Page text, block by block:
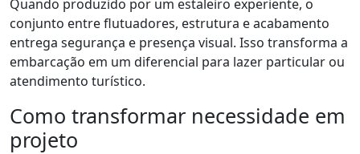
Quando produzido por um estaleiro experiente, o
conjunto entre flutuadores, estrutura e acabamento
entrega segurança e presença visual. Isso transforma a
embarcação em um diferencial para lazer particular ou
atendimento turístico.
Como transformar necessidade em
projeto